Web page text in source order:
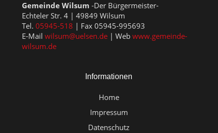
Gemeinde Wilsum -Der Bürgermeister-
Echteler Str. 4 | 49849 Wilsum
Tel. 05945-518 | Fax 05945-995693
E-Mail wilsum@uelsen.de| Web www.gemeinde-
wilsum.de
Informationen
Home
Impressum
Datenschutz